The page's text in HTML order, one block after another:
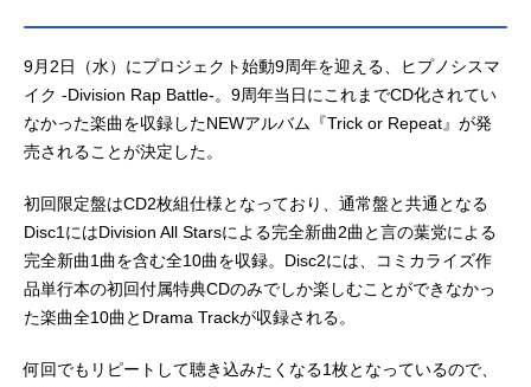
9月2日（水）にプロジェクト始動9周年を迎える、ヒプノシスマ
イク -Division Rap Battle-。9周年当日にこれまでCD化されてい
なかった楽曲を収録したNEWアルバム『Trick or Repeat』が発
売されることが決定した。
初回限定盤はCD2枚組仕様となっており、通常盤と共通となる
Disc1にはDivision All Starsによる完全新曲2曲と言の葉党による
完全新曲1曲を含む全10曲を収録。Disc2には、コミカライズ作
品単行本の初回付属特典CDのみでしか楽しむことができなかっ
た楽曲全10曲とDrama Trackが収録される。
何回でもリピートして聴き込みたくなる1枚となっているので、